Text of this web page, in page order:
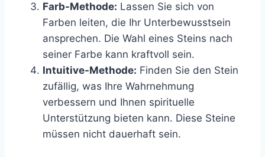
Farb-Methode: Lassen Sie sich von
Farben leiten, die Ihr Unterbewusstsein
ansprechen. Die Wahl eines Steins nach
seiner Farbe kann kraftvoll sein.
Intuitive-Methode: Finden Sie den Stein
zufällig, was Ihre Wahrnehmung
verbessern und Ihnen spirituelle
Unterstützung bieten kann. Diese Steine
müssen nicht dauerhaft sein.